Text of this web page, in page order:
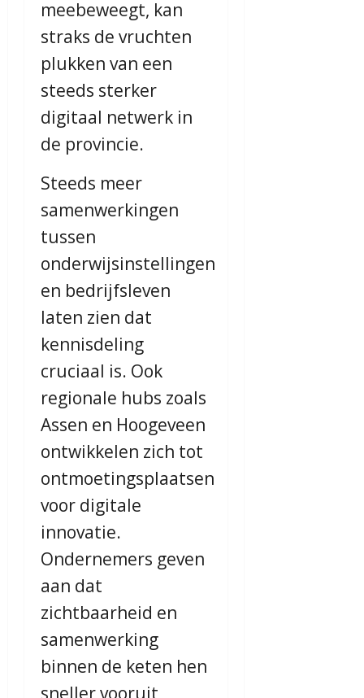
meebeweegt, kan
straks de vruchten
plukken van een
steeds sterker
digitaal netwerk in
de provincie.
Steeds meer
samenwerkingen
tussen
onderwijsinstellingen
en bedrijfsleven
laten zien dat
kennisdeling
cruciaal is. Ook
regionale hubs zoals
Assen en Hoogeveen
ontwikkelen zich tot
ontmoetingsplaatsen
voor digitale
innovatie.
Ondernemers geven
aan dat
zichtbaarheid en
samenwerking
binnen de keten hen
sneller vooruit